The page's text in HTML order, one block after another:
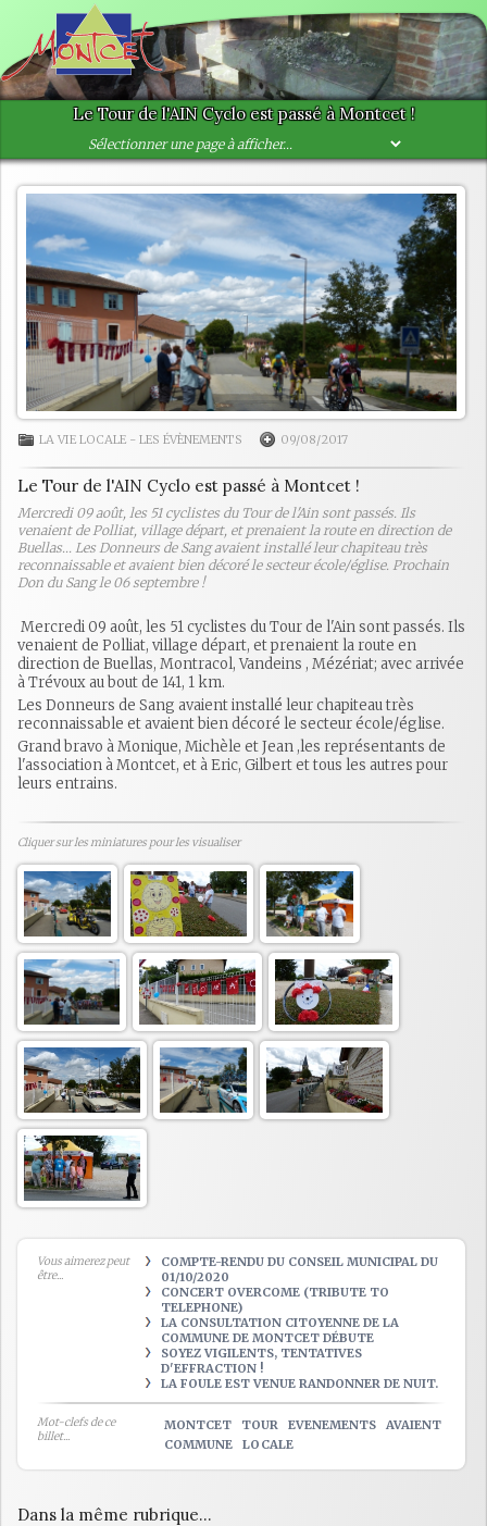
Le Tour de l'AIN Cyclo est passé à Montcet !
LA VIE LOCALE - LES ÉVÈNEMENTS 09/08/2017
Le Tour de l'AIN Cyclo est passé à Montcet !
Mercredi 09 août, les 51 cyclistes du Tour de l'Ain sont passés. Ils
venaient de Polliat, village départ, et prenaient la route en direction de
Buellas... Les Donneurs de Sang avaient installé leur chapiteau très
reconnaissable et avaient bien décoré le secteur école/église. Prochain
Don du Sang le 06 septembre !
Mercredi 09 août, les 51 cyclistes du Tour de l'Ain sont passés. Ils
venaient de Polliat, village départ, et prenaient la route en
direction de Buellas, Montracol, Vandeins , Mézériat; avec arrivée
à Trévoux au bout de 141, 1 km.
Les Donneurs de Sang avaient installé leur chapiteau très
reconnaissable et avaient bien décoré le secteur école/église.
Grand bravo à Monique, Michèle et Jean ,les représentants de
l'association à Montcet, et à Eric, Gilbert et tous les autres pour
leurs entrains.
Cliquer sur les miniatures pour les visualiser
Vous aimerez peut
être...
COMPTE-RENDU DU CONSEIL MUNICIPAL DU
01/10/2020
CONCERT OVERCOME (TRIBUTE TO
TELEPHONE)
LA CONSULTATION CITOYENNE DE LA
COMMUNE DE MONTCET DÉBUTE
SOYEZ VIGILENTS, TENTATIVES
D'EFFRACTION !
LA FOULE EST VENUE RANDONNER DE NUIT.
Mot-clefs de ce
billet...
MONTCET TOUR EVENEMENTS
AVAIENT
COMMUNE
LOCALE
Dans la même rubrique...